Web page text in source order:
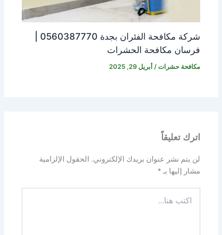
فرسان مكافحة الحشرات
مكافحة حشرات /أبريل 29, 2025
اترك تعليقاً
لن يتم نشر عنوان بريدك الإلكتروني.
الحقول الإلزامية
مشار إليها بـ*
هنا...